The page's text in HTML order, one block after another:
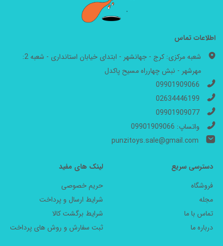
اطلاعات تماس
شعبه مرکزی: کرج - جهانشهر - ابتدای خیابان استانداری - شعبه 2:
مهرشهر - نبش چهارراه مسیح پاکدل
09901909066
02634446199
09901909077
واتساپ: 09901909066
punzitoys.sale@gmail.com
دسترسی سریع
فروشگاه
مجله
تماس با ما
درباره ما
لینک های مفید
حریم خصوصی
شرایط ارسال و پرداخت
شرایط برگشت کالا
ثبت سفارش و روش های پرداخت